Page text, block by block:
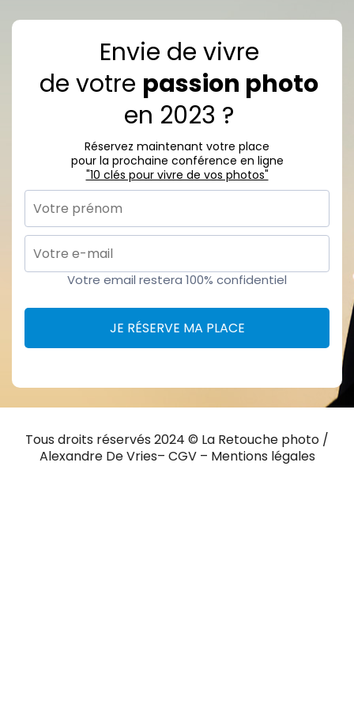
Envie de vivre
de votre passion photo
en 2023 ?
Réservez maintenant votre place
pour la prochaine conférence en ligne
"10 clés pour vivre de vos photos"
Votre email restera 100% confidentiel
JE RÉSERVE MA PLACE
Tous droits réservés 2024 © La Retouche photo /
Alexandre De Vries– CGV – Mentions légales